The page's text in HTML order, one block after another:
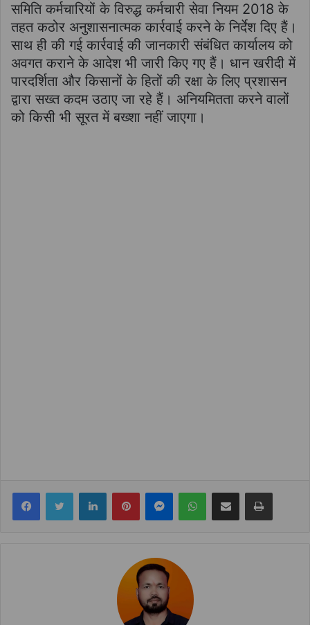
समिति कर्मचारियों के विरुद्ध कर्मचारी सेवा नियम 2018 के
तहत कठोर अनुशासनात्मक कार्रवाई करने के निर्देश दिए हैं।
साथ ही की गई कार्रवाई की जानकारी संबंधित कार्यालय को
अवगत कराने के आदेश भी जारी किए गए हैं। धान खरीदी में
पारदर्शिता और किसानों के हितों की रक्षा के लिए प्रशासन
द्वारा सख्त कदम उठाए जा रहे हैं। अनियमितता करने वालों
को किसी भी सूरत में बख्शा नहीं जाएगा।
FacebookTwitter LinkedInPinterestMessengerWhatsAppShare via Email Print